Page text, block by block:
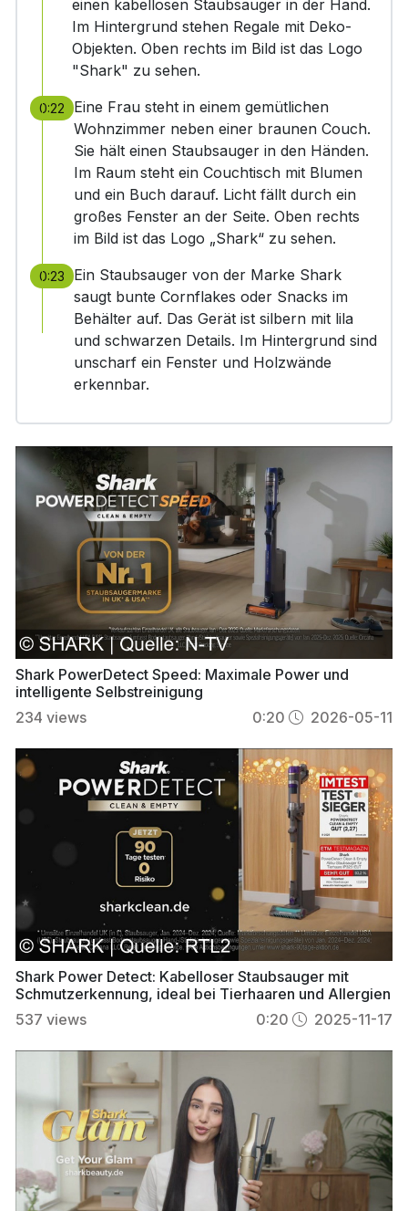
einen kabellosen Staubsauger in der Hand.
Im Hintergrund stehen Regale mit Deko-
Objekten. Oben rechts im Bild ist das Logo
"Shark" zu sehen.
0:22
Eine Frau steht in einem gemütlichen
Wohnzimmer neben einer braunen Couch.
Sie hält einen Staubsauger in den Händen.
Im Raum steht ein Couchtisch mit Blumen
und ein Buch darauf. Licht fällt durch ein
großes Fenster an der Seite. Oben rechts
im Bild ist das Logo „Shark“ zu sehen.
0:23
Ein Staubsauger von der Marke Shark
saugt bunte Cornflakes oder Snacks im
Behälter auf. Das Gerät ist silbern mit lila
und schwarzen Details. Im Hintergrund sind
unscharf ein Fenster und Holzwände
erkennbar.
Shark PowerDetect Speed: Maximale Power und
intelligente Selbstreinigung
234 views 0:20 2026-05-11
Shark Power Detect: Kabelloser Staubsauger mit
Schmutzerkennung, ideal bei Tierhaaren und Allergien
537 views 0:20 2025-11-17